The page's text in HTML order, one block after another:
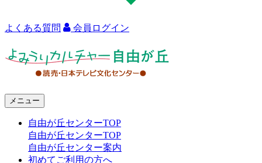
よくある質問 会員ログイン
メニュー
自由が丘センターTOP
自由が丘センターTOP
自由が丘センター案内
初めてご利用の方へ